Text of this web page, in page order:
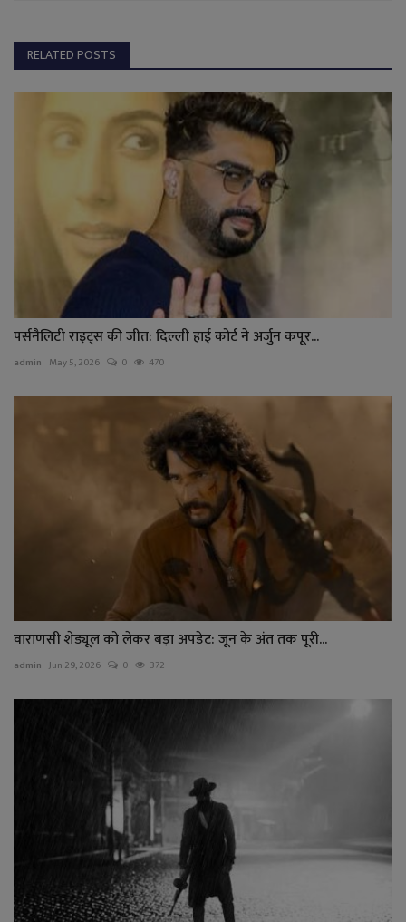
RELATED POSTS
पर्सनैलिटी राइट्स की जीत: दिल्ली हाई कोर्ट ने अर्जुन कपूर...
admin May 5, 2026 0 470
वाराणसी शेड्यूल को लेकर बड़ा अपडेट: जून के अंत तक पूरी...
admin Jun 29, 2026 0 372